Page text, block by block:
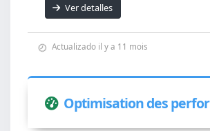
Ver detalles
Actualizado il y a 11 mois
Optimisation des